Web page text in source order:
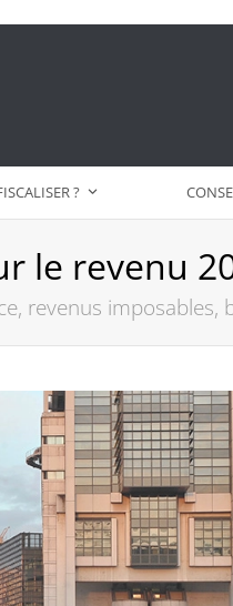
?
le revenu
revenus imposables,